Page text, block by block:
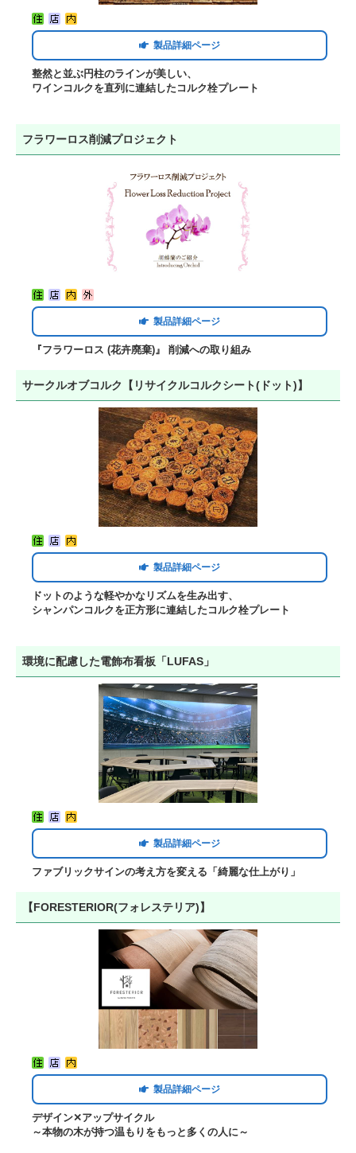
製品詳細ページ
整然と並ぶ円柱のラインが美しい、
ワインコルクを直列に連結したコルク栓プレート
フラワーロス削減プロジェクト
製品詳細ページ
『フラワーロス (花卉廃棄)』 削減への取り組み
サークルオブコルク【リサイクルコルクシート(ドット)】
製品詳細ページ
ドットのような軽やかなリズムを生み出す、
シャンパンコルクを正方形に連結したコルク栓プレート
環境に配慮した電飾布看板「LUFAS」
製品詳細ページ
ファブリックサインの考え方を変える「綺麗な仕上がり」
【FORESTERIOR(フォレステリア)】
製品詳細ページ
デザイン✕アップサイクル
～本物の木が持つ温もりをもっと多くの人に～